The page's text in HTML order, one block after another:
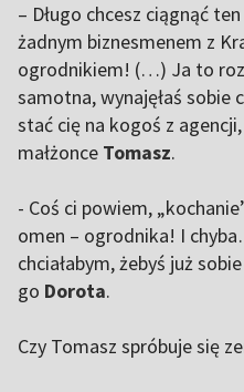
– Długo chcesz ciągnąć
żadnym biznesmenem z
ogrodnikiem! (…) Ja to
samotna, wynajęłaś sobie
stać cię na kogoś z
małżonce Tomasz.
- Coś ci powiem,
omen – ogrodnika! I
chciałabym, żebyś już
go Dorota.
Czy Tomasz spróbuje się